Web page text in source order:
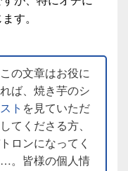
す。
の文章はお役に
ば、焼き芋のシ
ト を見ていただ
くださる方、
ロンになってく
。皆様の個人情